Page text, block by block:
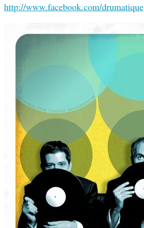
http://www.facebook.com/drumatique